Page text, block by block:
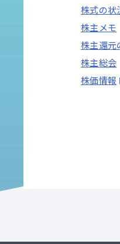
株式の状
株主メモ
株主還元
株主総会
株価情報